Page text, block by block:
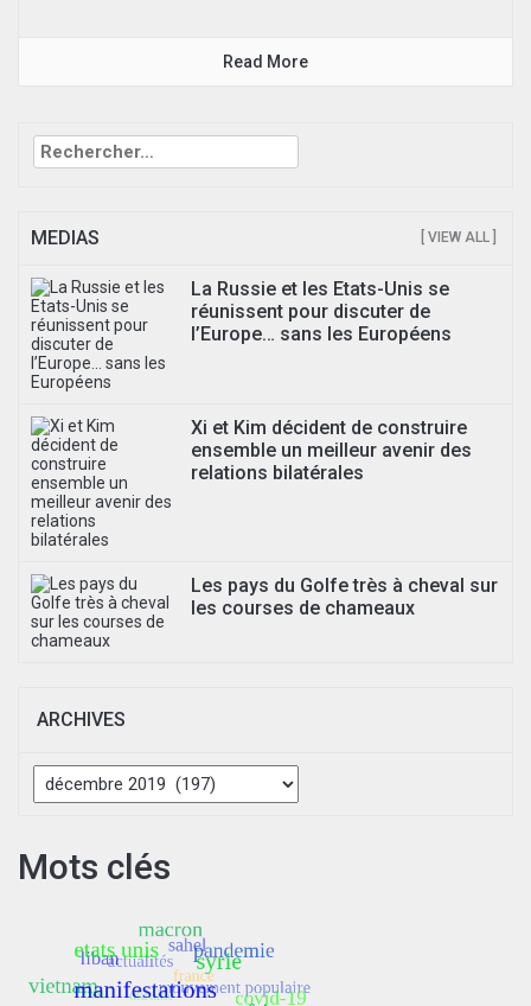
Read More
Rechercher :
MEDIAS [ VIEW ALL ]
La Russie et les Etats-Unis se
réunissent pour discuter de
l’Europe… sans les Européens
Xi et Kim décident de construire
ensemble un meilleur avenir des
relations bilatérales
Les pays du Golfe très à cheval sur
les courses de chameaux
ARCHIVES
Archives
Mots clés